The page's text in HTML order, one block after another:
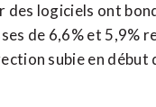
des logiciels ont
de 6,6% et
subie en début